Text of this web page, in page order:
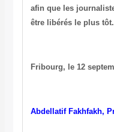
afin que les
être libérés le plus tôt.
Fribourg, le 12
Abdellatif Fakhfakh,